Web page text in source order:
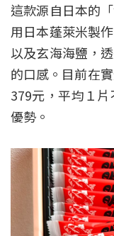
這款源自日本的
用日本蓬萊米製
以及玄海海鹽，
的口感。目前在
379元，平均１
優勢。